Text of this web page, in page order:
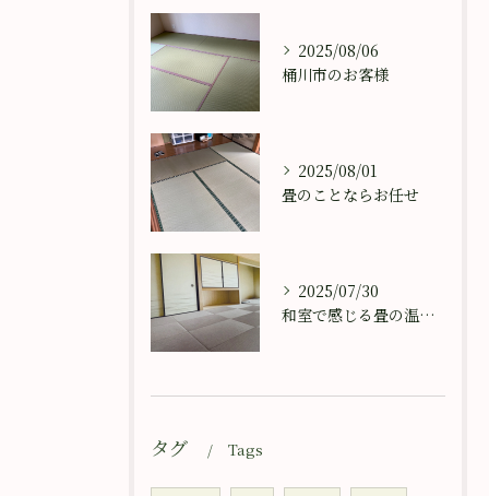
2025/08/06
桶川市のお客様
2025/08/01
畳のことならお任せ
2025/07/30
和室で感じる畳の温もり
タグ Tags